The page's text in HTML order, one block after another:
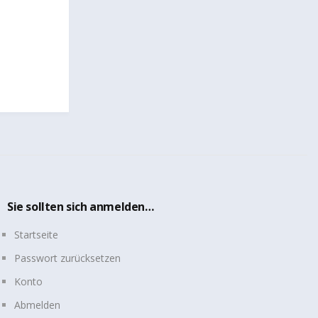
Sie sollten sich anmelden…
Startseite
Passwort zurücksetzen
Konto
Abmelden